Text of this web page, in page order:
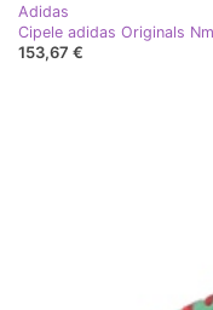
Adidas
Cipele adidas Originals
153,67 €